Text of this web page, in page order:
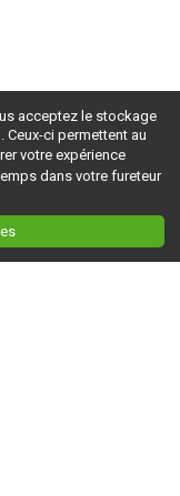
acceptez le stockage
ci permettent au
votre expérience
dans votre fureteur